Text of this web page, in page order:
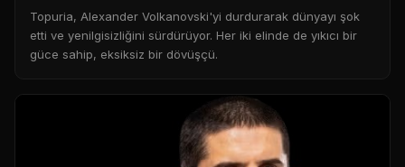
Topuria, Alexander Volkanovski'yi durdurarak dünyayı şok
etti ve yenilgisizliğini sürdürüyor. Her iki elinde de yıkıcı bir
güce sahip, eksiksiz bir dövüşçü.